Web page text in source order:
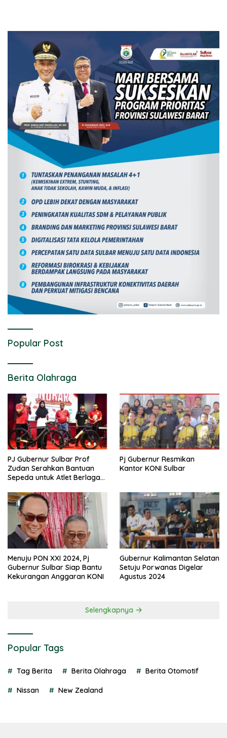
Popular Post
Berita Olahraga
PJ Gubernur Sulbar Prof
Zudan Serahkan Bantuan
Sepeda untuk Atlet Berlaga
Pj Gubernur Resmikan
Kantor KONI Sulbar
Menuju PON XXI 2024, Pj
Gubernur Sulbar Siap Bantu
Kekurangan Anggaran KONI
Gubernur Kalimantan Selatan
Setuju Porwanas Digelar
Agustus 2024
Selengkapnya
Popular Tags
Tag Berita Berita Olahraga Berita Otomotif
Nissan New Zealand